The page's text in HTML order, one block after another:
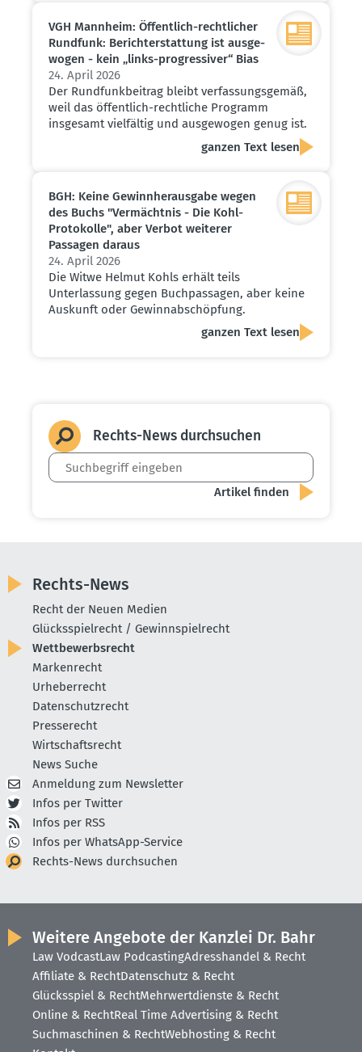
VGH Mannheim: Öffentlich-recht­licher
Rundfunk: Bericht­erstattung ist ausge­
wogen - kein „links-progres­siver“ Bias
24. April 2026
Der Rundfunkbeitrag bleibt verfassungsgemäß,
weil das öffentlich-rechtliche Programm
insgesamt vielfältig und ausgewogen genug ist.
ganzen Text lesen
BGH: Keine Gewinn­her­ausgabe wegen
des Buchs "Vermächtnis - Die Kohl-
Proto­kolle", aber Verbot weiterer
Passagen daraus
24. April 2026
Die Witwe Helmut Kohls erhält teils
Unterlassung gegen Buchpassagen, aber keine
Auskunft oder Gewinnabschöpfung.
ganzen Text lesen
Rechts-News durch­suchen
Rechts-News
Recht der Neuen Medien
Glücksspielrecht / Gewinnspielrecht
Wettbewerbsrecht
Markenrecht
Urheberrecht
Datenschutzrecht
Presserecht
Wirtschaftsrecht
News Suche
Anmeldung zum Newsletter
Infos per Twitter
Infos per RSS
Infos per WhatsApp-Service
Rechts-News durchsuchen
Weitere Angebote der Kanzlei Dr. Bahr
Law VodcastLaw PodcastingAdresshandel & Recht
Affiliate & RechtDatenschutz & Recht
Glücksspiel & RechtMehrwertdienste & Recht
Online & RechtReal Time Advertising & Recht
Suchmaschinen & RechtWebhosting & Recht